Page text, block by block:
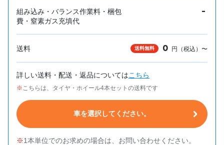
組み込み・バランス作業料・梱包
費・窒素ガス充填代
-
送料 送料無料 0 円（税込）〜
詳しい送料・配送・返品についてはこちら
こちらは、タイヤ・ホイール4本セットの送料です
車を選択してください。
1本単位でのお求めの場合は、お問い合わせください。